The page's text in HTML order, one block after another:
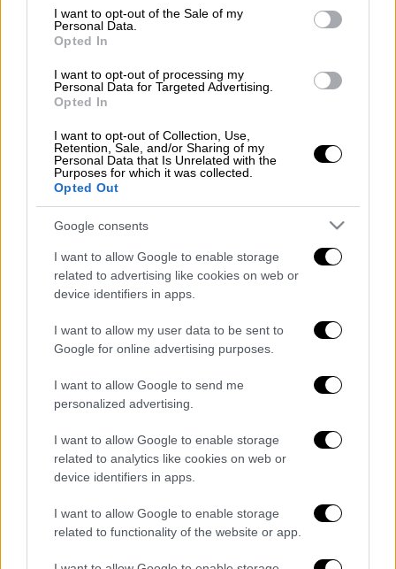
consent section.
I want to opt-out of the Sale of my
Personal Data.
Opted In
I want to opt-out of processing my
Personal Data for Targeted Advertising.
Opted In
I want to opt-out of Collection, Use,
Retention, Sale, and/or Sharing of my
Personal Data that Is Unrelated with the
Purposes for which it was collected.
Opted Out
Google consents
I want to allow Google to enable storage
related to advertising like cookies on web or
device identifiers in apps.
I want to allow my user data to be sent to
Google for online advertising purposes.
I want to allow Google to send me
personalized advertising.
I want to allow Google to enable storage
related to analytics like cookies on web or
device identifiers in apps.
I want to allow Google to enable storage
related to functionality of the website or app.
μεταφέρει τη σορό της στο σπίτι, για να
ετοιμάσουν την κηδεία της.
Κατά τη διαδρομή, όμως, η γυναίκα
κουνήθηκε. Σε κατάσταση σοκ οι συγγενείς
της ζήτησαν τη μεταφορά της σε άλλο
νοσοκομείο. Εκεί, οι γιατροί
προσπάθησαν να την επαναφέρουν, χωρίς
όμως να το καταφέρουν. Το γεγονός αυτό
ονομάζεται «φαινόμενο του Λαζάρου» ή
Σύμφωνα με ειδικούς, μέχρι στιγμής έχουν
καταγραφεί38 τέτοιες περιπτώσεις σε όλο
τον κόσμο.
που χορηγούνται σε ασθενείς σε
καταστάσεις κρίσης, μπορούν ακόμη και
«αναστήσουν» προσωρινά τους ασθενείς
Διαβάστε ακόμη
Kadebostany στο ethnos.gr: «Κάποτε
πίστευα ότι το να είσαι outsider ήταν
αδυναμία, τώρα το βλέπω ως δύναμη»